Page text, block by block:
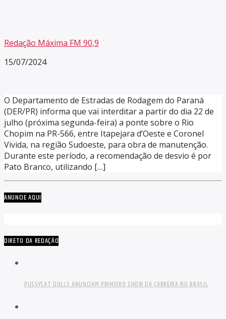
Redação Máxima FM 90,9
15/07/2024
O Departamento de Estradas de Rodagem do Paraná
(DER/PR) informa que vai interditar a partir do dia 22 de
julho (próxima segunda-feira) a ponte sobre o Rio
Chopim na PR-566, entre Itapejara d’Oeste e Coronel
Vivida, na região Sudoeste, para obra de manutenção.
Durante este período, a recomendação de desvio é por
Pato Branco, utilizando […]
ANUNCIE AQUI
DIRETO DA REDAÇÃO
PUSSYCAT DOLLS ANUNCIAM PRIMEIRO SHOW DA CARREIRA NO BRASIL